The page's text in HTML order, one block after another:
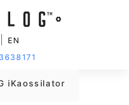
EN
iKaossilator